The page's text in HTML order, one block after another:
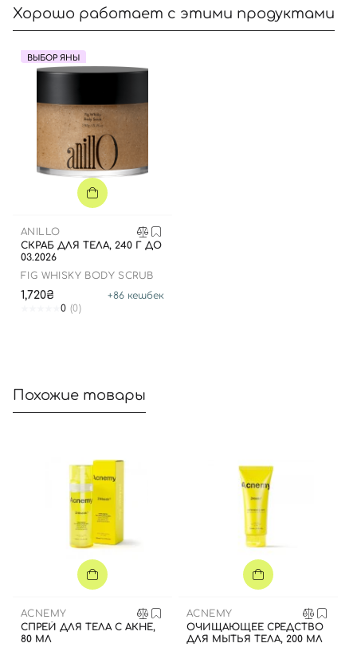
Хорошо работает с этими продуктами
ВЫБОР ЯНЫ
ANILLO
СКРАБ ДЛЯ ТЕЛА, 240 Г ДО
03.2026
FIG WHISKY BODY SCRUB
1,720₴ +86 кешбек
0 (0)
Похожие товары
ACNEMY
СПРЕЙ ДЛЯ ТЕЛА С АКНЕ,
80 МЛ
ACNEMY
ОЧИЩАЮЩЕЕ СРЕДСТВО
ДЛЯ МЫТЬЯ ТЕЛА, 200 МЛ
Вход
Номер телефона